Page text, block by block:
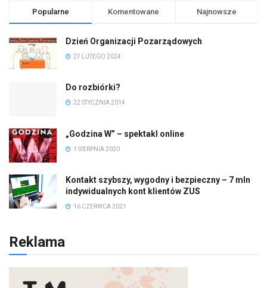
Popularne Komentowane Najnowsze
Dzień Organizacji Pozarządowych
27 LUTEGO 2024
Do rozbiórki?
22 STYCZNIA 2014
„Godzina W” – spektakl online
1 SIERPNIA 2020
Kontakt szybszy, wygodny i bezpieczny – 7 mln
indywidualnych kont klientów ZUS
16 CZERWCA 2021
Reklama